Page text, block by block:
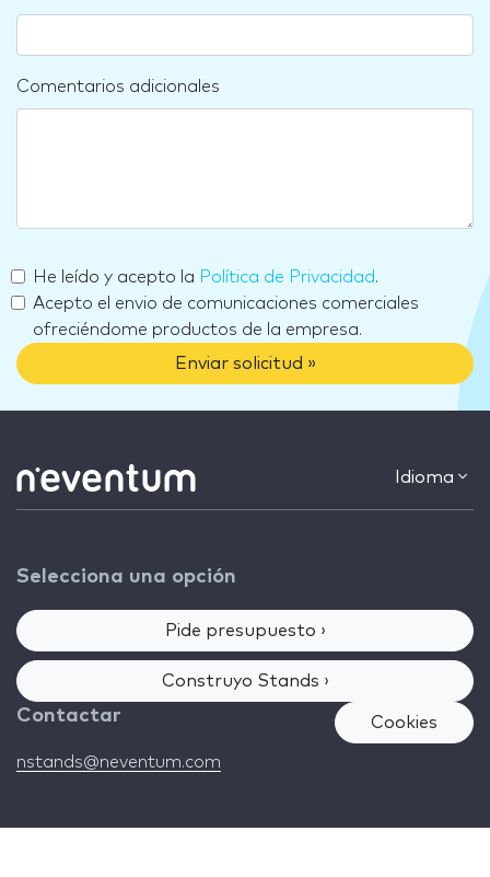
Comentarios adicionales
He leído y acepto la Política de Privacidad.
Acepto el envio de comunicaciones comerciales
ofreciéndome productos de la empresa.
Enviar solicitud »
Idioma
Selecciona una opción
Pide presupuesto ›
Construyo Stands ›
Contactar
nstands@neventum.com
Cookies